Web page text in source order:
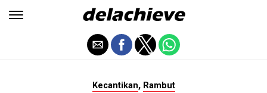
Kecantikan, Rambut